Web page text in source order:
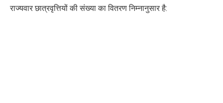
राज्यवार छात्रवृत्तियों की संख्या का वितरण निम्नानुसार है: